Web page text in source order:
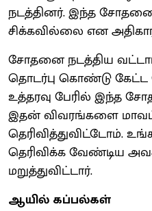
நடத்தினர். இந்த
சிக்கவில்லை என
சோதனை நடத்திய
தொடர்பு கொண்டு கேட்ட
உத்தரவு பேரில் இந்த
இதன் விவரங்களை
தெரிவித்துவிட்டோம்.
தெரிவிக்க வேண்டிய
மறுத்துவிட்டார்.
ஆயில் கப்பல்கள்